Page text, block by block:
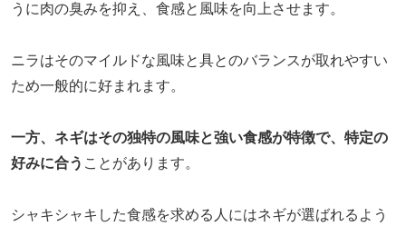
うに肉の臭みを抑え、食感と風味を向上させます。
ニラはそのマイルドな風味と具とのバランスが取れやすい
ため一般的に好まれます。
一方、ネギはその独特の風味と強い食感が特徴で、特定の
好みに合う ことがあります。
シャキシャキした食感を求める人にはネギが選ばれるよう